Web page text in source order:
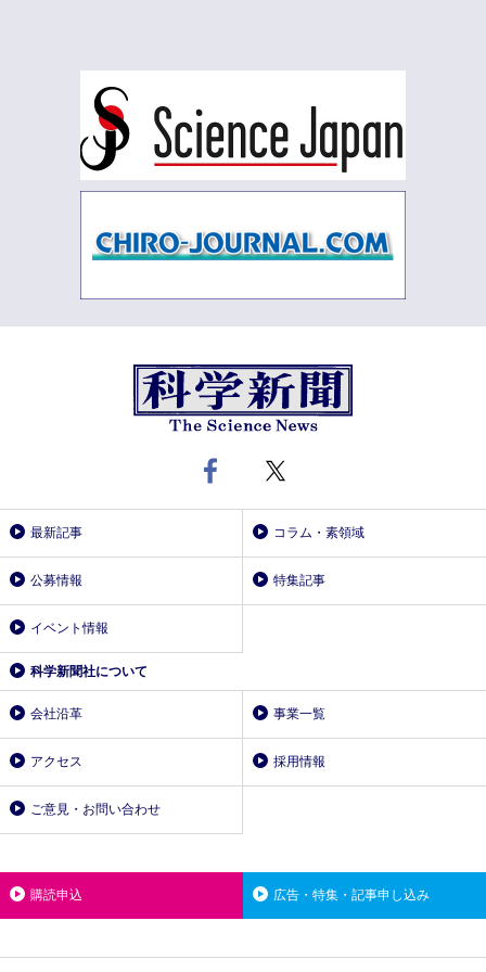
最新記事 コラム・素領域
公募情報 特集記事
イベント情報
科学新聞社について
会社沿革 事業一覧
アクセス 採用情報
ご意見・お問い合わせ
購読申込 広告・特集・記事申し込み